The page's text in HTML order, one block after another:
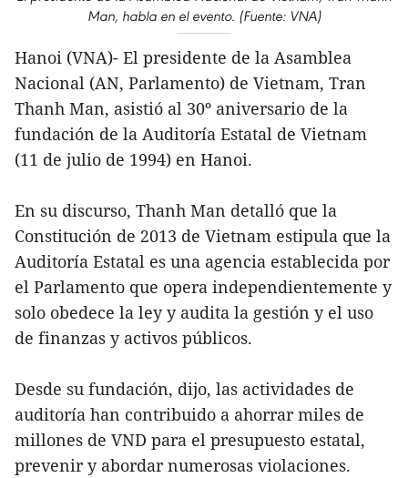
Man, habla en el evento. (Fuente: VNA)
Hanoi (VNA)- El presidente de la Asamblea
Nacional (AN, Parlamento) de Vietnam, Tran
Thanh Man, asistió al 30º aniversario de la
fundación de la Auditoría Estatal de Vietnam
(11 de julio de 1994) en Hanoi.
En su discurso, Thanh Man detalló que la
Constitución de 2013 de Vietnam estipula que la
Auditoría Estatal es una agencia establecida por
el Parlamento que opera independientemente y
solo obedece la ley y audita la gestión y el uso
de finanzas y activos públicos.
Desde su fundación, dijo, las actividades de
auditoría han contribuido a ahorrar miles de
millones de VND para el presupuesto estatal,
prevenir y abordar numerosas violaciones.